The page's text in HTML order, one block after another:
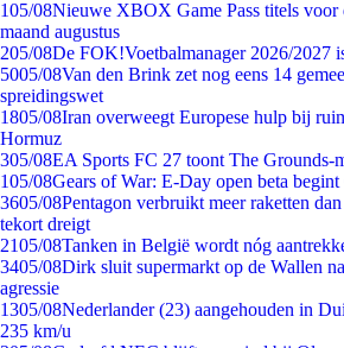
105/08Nieuwe XBOX Game Pass titels voor
maand augustus
205/08De FOK!Voetbalmanager 2026/2027
5005/08Van den Brink zet nog eens 14
spreidingswet
1805/08Iran overweegt Europese hulp bij
Hormuz
305/08EA Sports FC 27 toont The Grounds-
105/08Gears of War: E-Day open beta begint
3605/08Pentagon verbruikt meer raketten
tekort dreigt
2105/08Tanken in België wordt nóg
3405/08Dirk sluit supermarkt op de Wallen
agressie
1305/08Nederlander (23) aangehouden in
235 km/u